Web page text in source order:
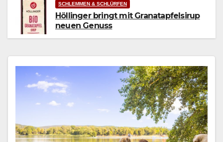
SCHLEMMEN & SCHLÜRFEN
Höllinger bringt mit Granatapfelsirup
neuen Genuss